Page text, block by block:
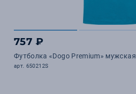
757 ₽
Футболка «Dogo Premium» мужская
арт. 650212S